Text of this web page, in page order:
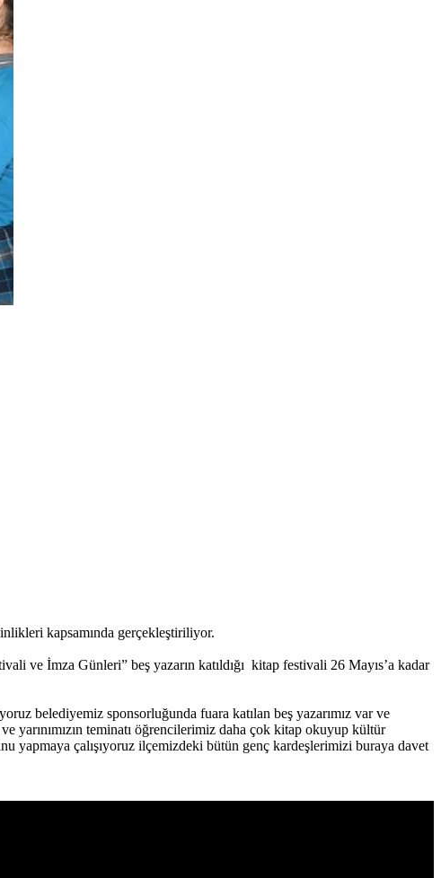
kapsamında gerçekleştiriliyor.
ve İmza Günleri” beş yazarın katıldığı kitap festivali 26 Mayıs’a kadar
belediyemiz sponsorluğunda fuara katılan beş yazarımız var ve
yarınımızın teminatı öğrencilerimiz daha çok kitap okuyup kültür
yapmaya çalışıyoruz ilçemizdeki bütün genç kardeşlerimizi buraya davet